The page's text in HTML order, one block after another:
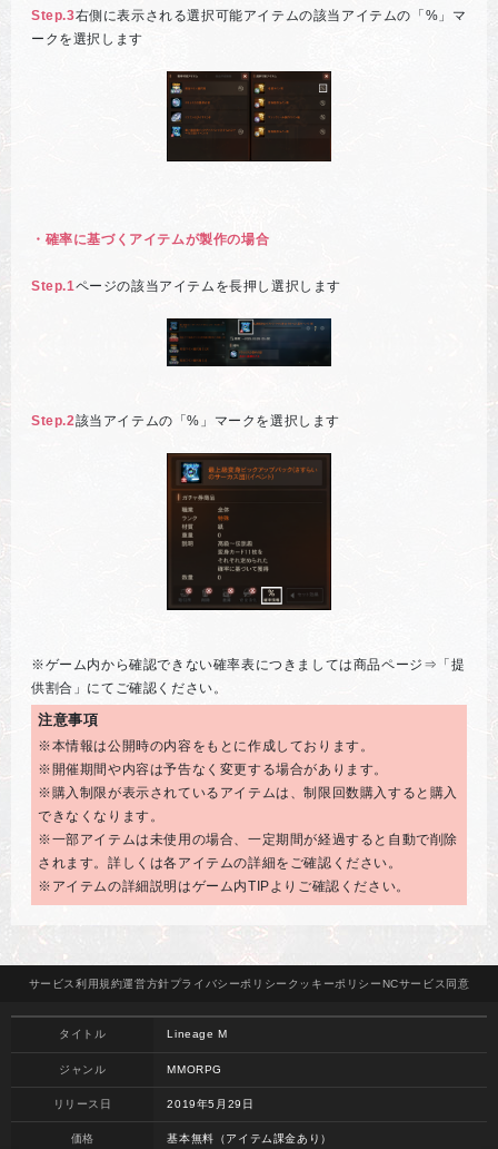
Step.3右側に表示される選択可能アイテムの該当アイテムの「%」マ
ークを選択します
・確率に基づくアイテムが製作の場合
Step.1ページの該当アイテムを長押し選択します
Step.2該当アイテムの「%」マークを選択します
※ゲーム内から確認できない確率表につきましては商品ページ⇒「提
供割合」にてご確認ください。
注意事項
※本情報は公開時の内容をもとに作成しております。
※開催期間や内容は予告なく変更する場合があります。
※購入制限が表示されているアイテムは、制限回数購入すると購入
できなくなります。
※一部アイテムは未使用の場合、一定期間が経過すると自動で削除
されます。詳しくは各アイテムの詳細をご確認ください。
※アイテムの詳細説明はゲーム内TIPよりご確認ください。
サービス 利用規約運営方針プライバシーポリシー クッキーポリシーNCサービス 同意
タイトル Lineage M
ジャンル MMORPG
リリース日 2019年5月29日
価格 基本無料（アイテム課金あり）